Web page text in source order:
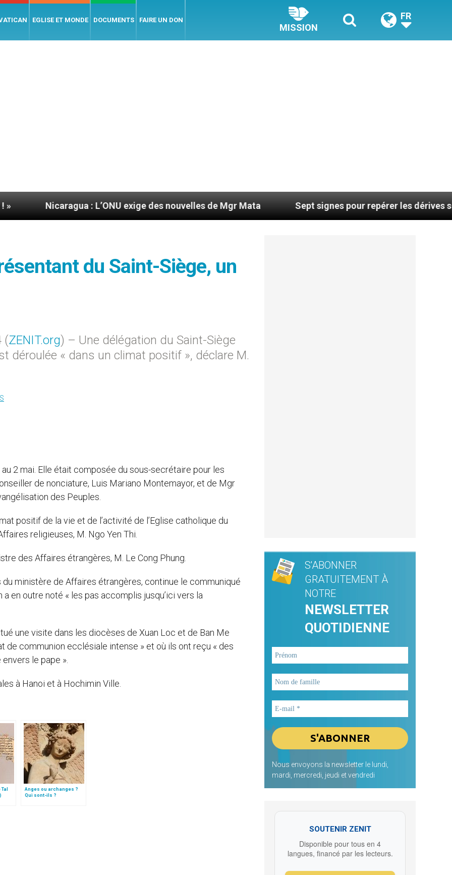
EGLISE ET MONDE DOCUMENTS FAIRE UN DON
MISSION
FR
: L’ONU exige des nouvelles de Mgr Mata Sept signes pour repérer les dérives sectaires du
du Saint-Siège, un
(ZENIT.org) – Une délégation du Saint-Siège
déroulée « dans un climat positif », déclare M.
2 mai. Elle était composée du sous-secrétaire pour les
de nonciature, Luis Mariano Montemayor, et de Mgr
des Peuples.
positif de la vie et de l’activité de l’Eglise catholique du
religieuses, M. Ngo Yen Thi.
des Affaires étrangères, M. Le Cong Phung.
ministère de Affaires étrangères, continue le communiqué
en outre noté « les pas accomplis jusqu’ici vers la
une visite dans les diocèses de Xuan Loc et de Ban Me
de communion ecclésiale intense » et où ils ont reçu « des
le pape ».
à Hanoi et à Hochimin Ville.
Anges ou archanges ?
Qui sont-ils ?
S'ABONNER
GRATUITEMENT À
NOTRE
NEWSLETTER
QUOTIDIENNE
Nous envoyons la newsletter le lundi,
mardi, mercredi, jeudi et vendredi
SOUTENIR ZENIT
Disponible pour tous en 4
langues, financé par les lecteurs.